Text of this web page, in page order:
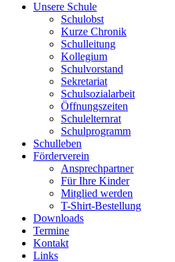
Unsere Schule
Schulobst
Kurze Chronik
Schulleitung
Kollegium
Schulvorstand
Sekretariat
Schulsozialarbeit
Öffnungszeiten
Schulelternrat
Schulprogramm
Schulleben
Förderverein
Ansprechpartner
Für Ihre Kinder
Mitglied werden
T-Shirt-Bestellung
Downloads
Termine
Kontakt
Links